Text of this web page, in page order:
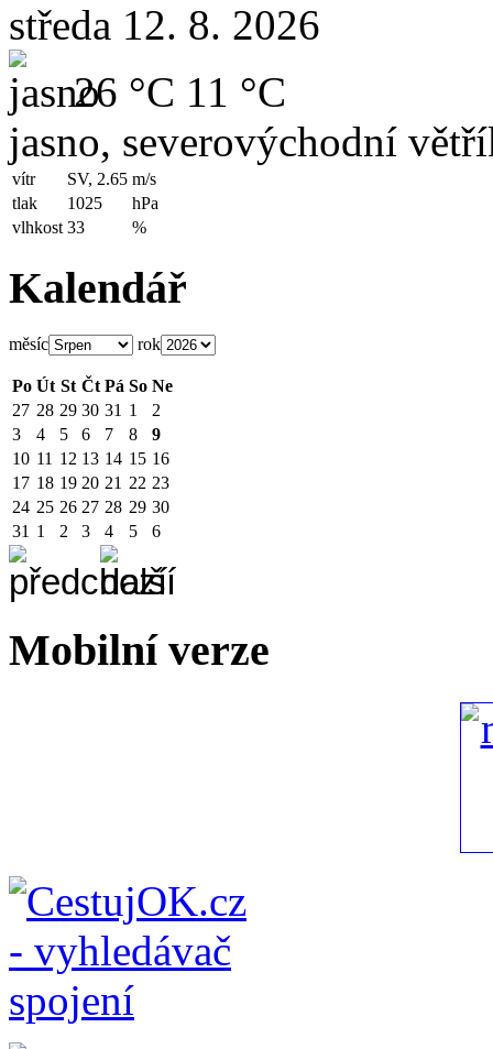
středa 12. 8. 2026
26 °C 11 °C
jasno, severovýchodní
vítr SV, 2.65 m/s
tlak
1025
hPa
vlhkost 33 %
Kalendář
měsíc rok
Po Út St Čt Pá So Ne
27 28 29 30 31 1
2
3
4 5 6 7 8
9
10 11 12 13 14 15 16
17 18 19 20 21 22 23
24 25 26 27 28 29 30
31 1 2 3 4 5 6
Mobilní verze